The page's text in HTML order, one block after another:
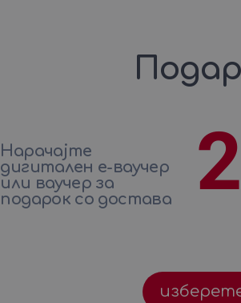
Нарачајте
дигитален е-ваучер
или ваучер за
подарок со достава
2